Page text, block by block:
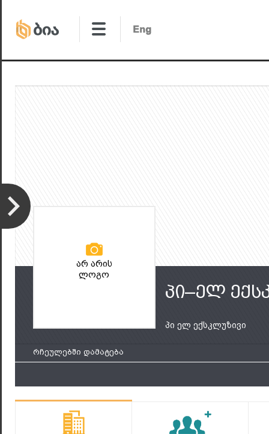
არ არის
ლოგო
პი–ელ
პი ელ ექსკლუზივი
რჩეულებში დამატება